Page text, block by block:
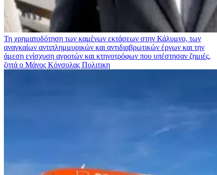
Τη χρηματοδότηση των καμένων εκτάσεων στην Κάλυμνο, των
αναγκαίων αντιπλημμυρικών και αντιδιαβρωτικών έργων και την
άμεση ενίσχυση αγροτών και κτηνοτρόφων που υπέστησαν ζημιές,
ζητά ο Μάνος Κόνσολας Πολιτικη